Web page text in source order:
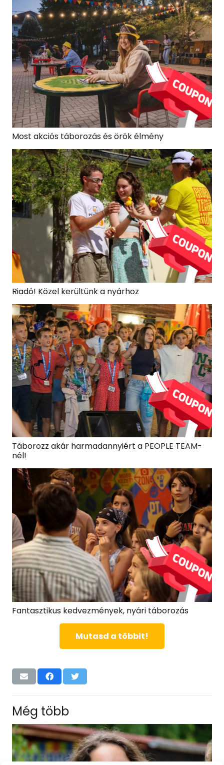
Most akciós táborozás és örök élmény
Riadó! Közel kerültünk a nyárhoz
Táborozz akár harmadannyiért a PEOPLE TEAM-
nél!
Fantasztikus kedvezmények, nyári táborozás
Mutasd a többit!
Még több